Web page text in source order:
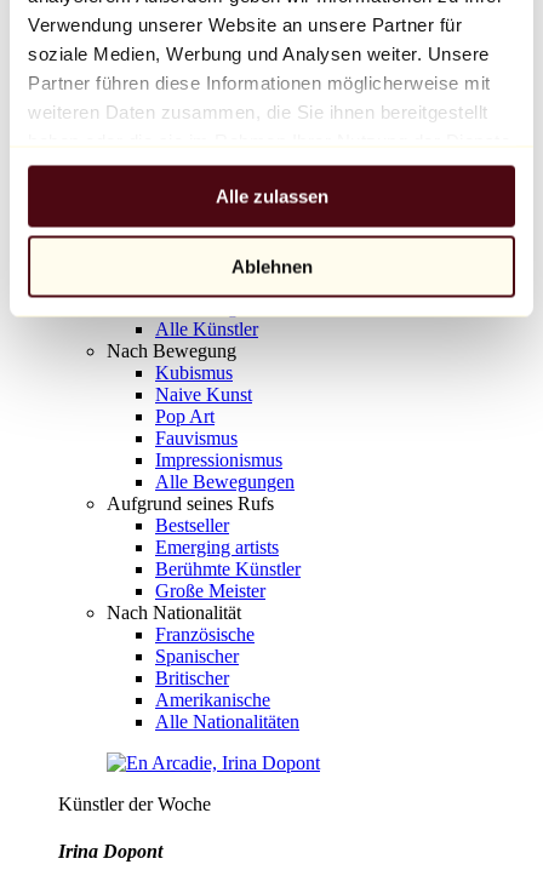
Verwendung unserer Website an unsere Partner für
soziale Medien, Werbung und Analysen weiter. Unsere
Partner führen diese Informationen möglicherweise mit
weiteren Daten zusammen, die Sie ihnen bereitgestellt
gesammelt haben.
Alle zulassen
Ablehnen
Balloon Dog (Orange)
Jeff Koons
10.000 €
Entdecken
Alle Bildhauer
Alle Fotografen
Alle Künstler
Nach Bewegung
Kubismus
Naive Kunst
Pop Art
Fauvismus
Impressionismus
Alle Bewegungen
Aufgrund seines Rufs
Bestseller
Emerging artists
Berühmte Künstler
Große Meister
Nach Nationalität
Französische
Spanischer
Britischer
Amerikanische
Alle Nationalitäten
Künstler der Woche
Irina Dopont